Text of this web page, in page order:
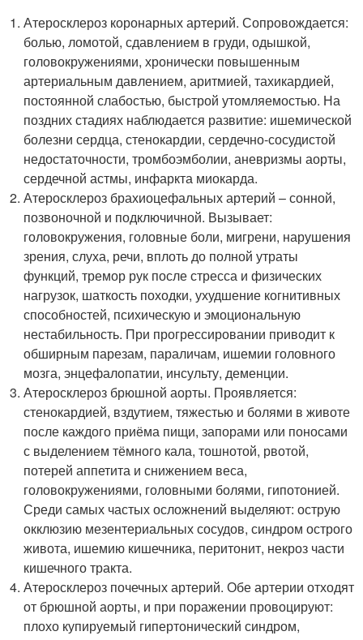
Атеросклероз коронарных артерий. Сопровождается:
болью, ломотой, сдавлением в груди, одышкой,
головокружениями, хронически повышенным
артериальным давлением, аритмией, тахикардией,
постоянной слабостью, быстрой утомляемостью. На
поздних стадиях наблюдается развитие: ишемической
болезни сердца, стенокардии, сердечно-сосудистой
недостаточности, тромбоэмболии, аневризмы аорты,
сердечной астмы, инфаркта миокарда.
Атеросклероз брахиоцефальных артерий – сонной,
позвоночной и подключичной. Вызывает:
головокружения, головные боли, мигрени, нарушения
зрения, слуха, речи, вплоть до полной утраты
функций, тремор рук после стресса и физических
нагрузок, шаткость походки, ухудшение когнитивных
способностей, психическую и эмоциональную
нестабильность. При прогрессировании приводит к
обширным парезам, параличам, ишемии головного
мозга, энцефалопатии, инсульту, деменции.
Атеросклероз брюшной аорты. Проявляется:
стенокардией, вздутием, тяжестью и болями в животе
после каждого приёма пищи, запорами или поносами
с выделением тёмного кала, тошнотой, рвотой,
потерей аппетита и снижением веса,
головокружениями, головными болями, гипотонией.
Среди самых частых осложнений выделяют: острую
окклюзию мезентериальных сосудов, синдром острого
живота, ишемию кишечника, перитонит, некроз части
кишечного тракта.
Атеросклероз почечных артерий. Обе артерии отходят
от брюшной аорты, и при поражении провоцируют:
плохо купируемый гипертонический синдром,